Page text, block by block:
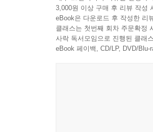
언제나 감동적인 이야기를
다가가는 것은 어렵지 않다
3,000원 이상 구매 후 리뷰 작성
eBook은 다운로드 후 작성한 리
클래스는 첫번째 회차 주문확정
사락 독서모임으로 진행된 클래
eBook 페이백, CD/LP, DVD/